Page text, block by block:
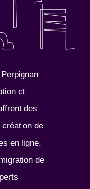
et
des
de
en ligne,
de